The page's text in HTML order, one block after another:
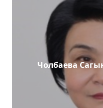
Чолбаева